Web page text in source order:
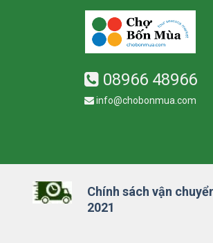
08966 48966
info@chobonmua.com
Chính sách vận
2021